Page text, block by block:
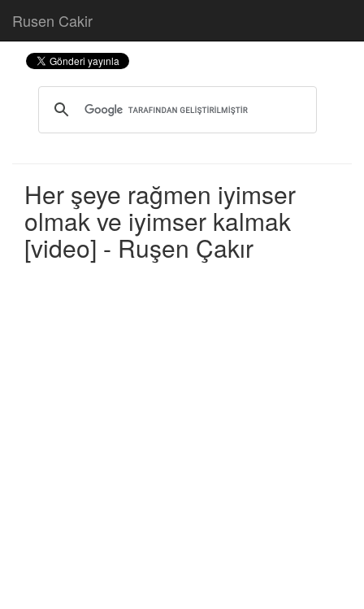
Rusen Cakir
Her şeye rağmen iyimser
olmak ve iyimser kalmak
[video] - Ruşen Çakır